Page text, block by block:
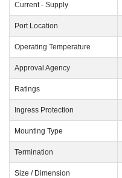
Current - Supply
Port Location
Operating Temperature
Approval Agency
Ratings
Ingress Protection
Mounting Type
Termination
Size / Dimension